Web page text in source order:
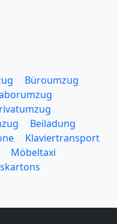
Büroumzug
Beiladung
Klaviertransport
Möbeltaxi